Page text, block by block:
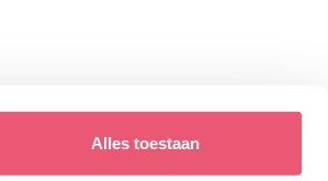
Alles toestaan